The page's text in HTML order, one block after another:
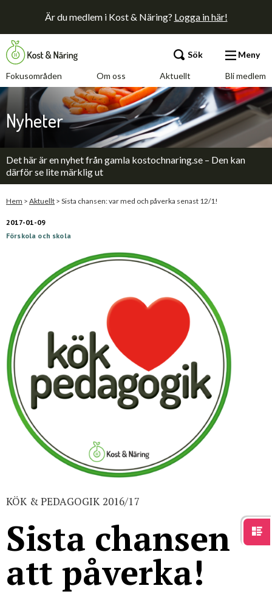
Är du medlem i Kost & Näring? Logga in här!
Fokusområden Om oss Aktuellt Bli medlem
Sök Meny
Fokusområden
Om oss
Aktuellt
Bli medlem
För studenter
Nyheter
Det här är en nyhet från gamla kostochnaring.se – Den kan
därför se lite märklig ut
Hem > Aktuellt > Sista chansen: var med och påverka senast 12/1!
2017-01-09
Förskola och skola
KÖK & PEDAGOGIK 2016/17
Sista chansen
att påverka!